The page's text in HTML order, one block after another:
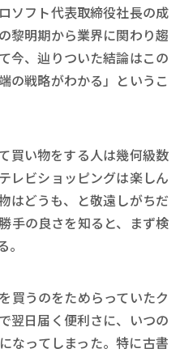
ソフト代表取締役社長の成
黎明期から業界に関わり趨
今、辿りついた結論はこの
の戦略がわかる」というこ
買い物をする人は幾何級数
レビショッピングは楽しん
はどうも、と敬遠しがちだ
手の良さを知ると、まず検
買うのをためらっていたク
翌日届く便利さに、いつの
なってしまった。特に古書